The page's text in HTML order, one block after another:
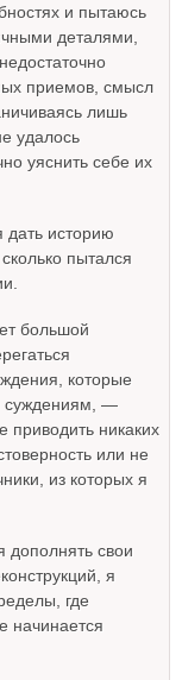
и пытаюсь
деталями,
приемов, смысл
лишь
удалось
уяснить себе их
дать историю
пытался
большой
которые
суждениям, —
приводить никаких
или не
из которых я
дополнять свои
я
где
начинается